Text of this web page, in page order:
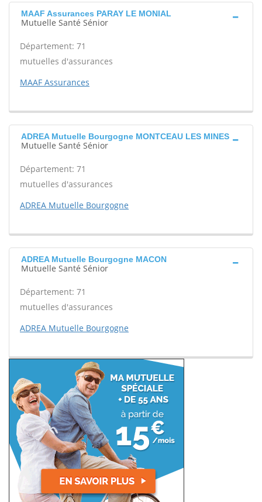
MAAF Assurances PARAY LE MONIAL
Mutuelle Santé Sénior
Département: 71
mutuelles d'assurances
MAAF Assurances
ADREA Mutuelle Bourgogne MONTCEAU LES MINES
Mutuelle Santé Sénior
Département: 71
mutuelles d'assurances
ADREA Mutuelle Bourgogne
ADREA Mutuelle Bourgogne MACON
Mutuelle Santé Sénior
Département: 71
mutuelles d'assurances
ADREA Mutuelle Bourgogne